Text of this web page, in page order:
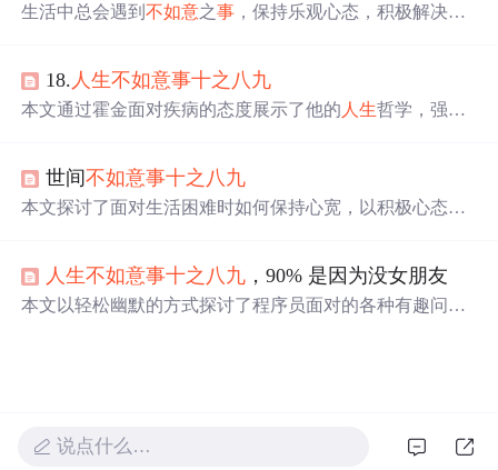
生活中总会遇到不如意之事 ，保持乐观心态，积极解决问
18. 人生不如意事十之八九
本文通过霍金面对疾病的态度展示了他的 人生哲学，强调
生活中积极的一面。
世间不如意事十之八九
本文探讨了面对生活困难时如何保持心宽，以积极心态应
关键，它能帮助我们找到解决问题的方法，从而实现内心
的平静和生活的幸福。
人生不如意事十之八九 ，90% 是因为没女朋友
本文以轻松幽默的方式探讨了程序员面对的各种有趣问题
说点什么…